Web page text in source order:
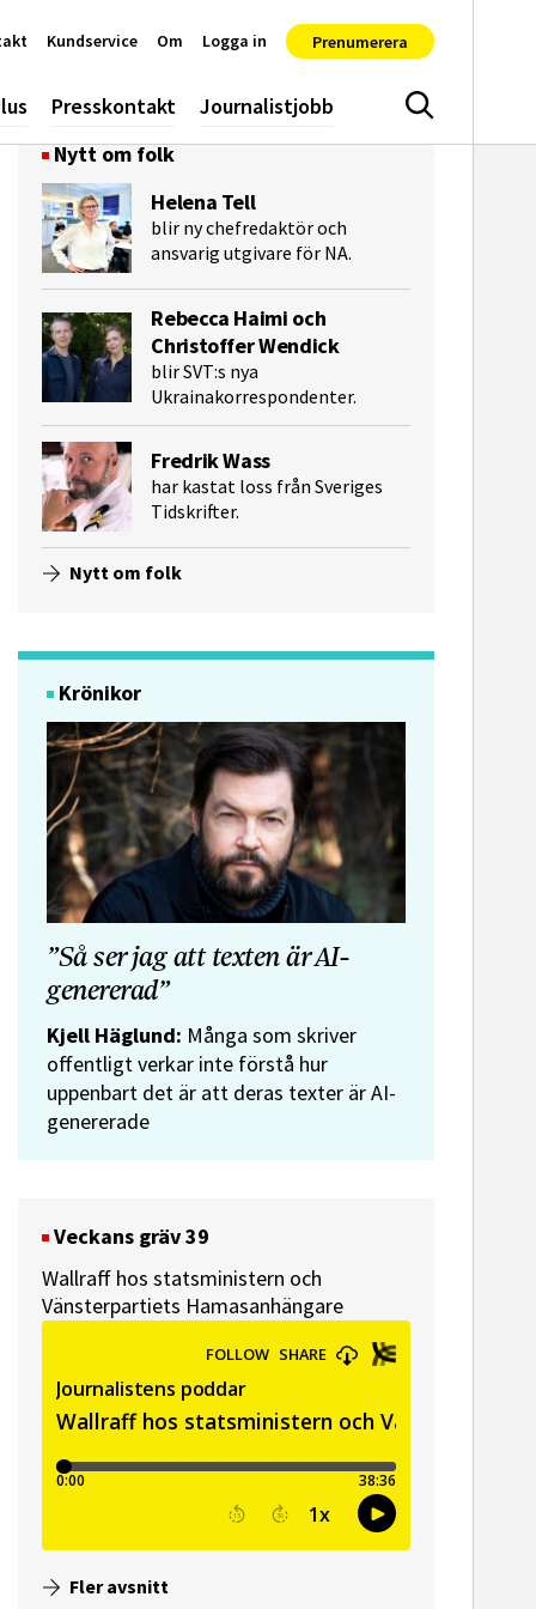
Presskontakt Journalistjobb Sök
Kundservice Om Logga in Prenumerera
Nytt om folk
Helena Tell
blir ny chefredaktör och
ansvarig utgivare för NA.
Rebecca Haimi och
Christoffer Wendick
blir SVT:s nya
Ukrainakorrespondenter.
Fredrik Wass
har kastat loss från Sveriges
Tidskrifter.
Nytt om folk
Krönikor
”Så ser jag att texten är AI-
genererad”
Kjell Häglund: Många som skriver
offentligt verkar inte förstå hur
uppenbart det är att deras texter är AI-
genererade
Veckans gräv 39
Wallraff hos statsministern och
Vänsterpartiets Hamasanhängare
Fler avsnitt